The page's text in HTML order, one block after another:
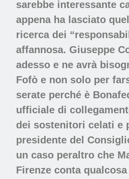
sarebbe interessante
appena ha lasciato
ricerca dei
affannosa. Giuseppe
adesso e ne avrà
Fofò e non solo per
serate perché è
ufficiale di
dei sostenitori celati e
presidente del
un caso peraltro che
Firenze conta